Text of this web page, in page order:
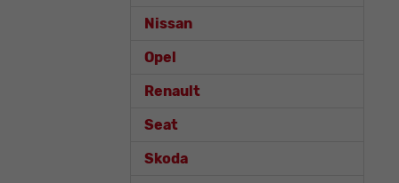
Nissan
Opel
Renault
Seat
Skoda